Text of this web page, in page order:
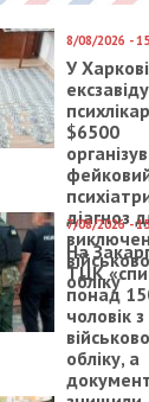
8/08/2026 -
У Харкові
$6500
діагноз
обліку
7/08/2026 -
На
ТЦК
понад
чоловік з
обліку, а